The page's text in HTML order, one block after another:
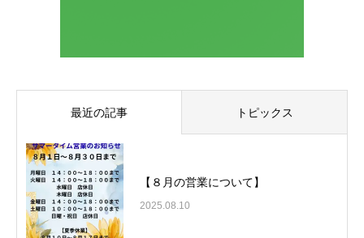
最近の記事 トピックス
【８月の営業について】
2025.08.10